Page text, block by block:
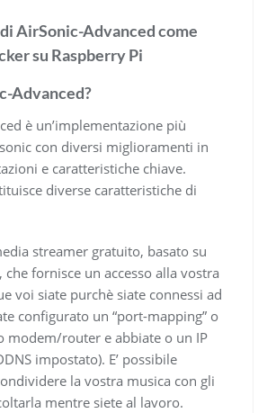
AirSonic-Advanced come
su Raspberry Pi
Advanced?
è un’implementazione più
con diversi miglioramenti in
e caratteristiche chiave.
diverse caratteristiche di
streamer gratuito, basato su
che fornisce un accesso alla vostra
voi siate purchè siate connessi ad
configurato un “port-mapping” o
modem/router e abbiate o un IP
impostato). E’ possibile
la vostra musica con gli
mentre siete al lavoro.